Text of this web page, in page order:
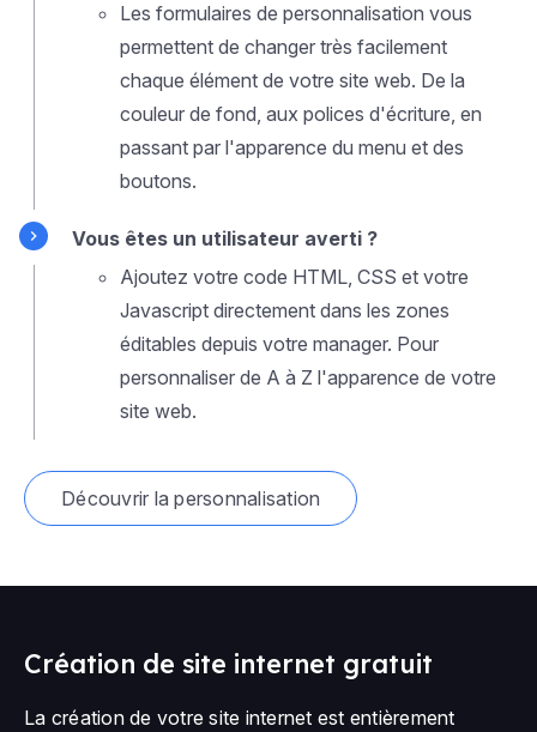
Les formulaires de personnalisation vous
permettent de changer très facilement
chaque élément de votre site web. De la
couleur de fond, aux polices d'écriture, en
passant par l'apparence du menu et des
boutons.
Vous êtes un utilisateur averti ?
Ajoutez votre code HTML, CSS et votre
Javascript directement dans les zones
éditables depuis votre manager. Pour
personnaliser de A à Z l'apparence de votre
site web.
Découvrir la personnalisation
Création de site internet gratuit
La création de votre site internet est entièrement